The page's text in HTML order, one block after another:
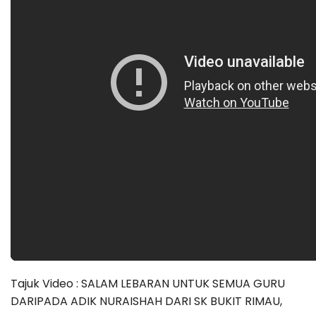
Tajuk Video : SALAM LEBARAN UNTUK SEMUA GURU
DARIPADA ADIK NURAISHAH DARI SK BUKIT RIMAU,